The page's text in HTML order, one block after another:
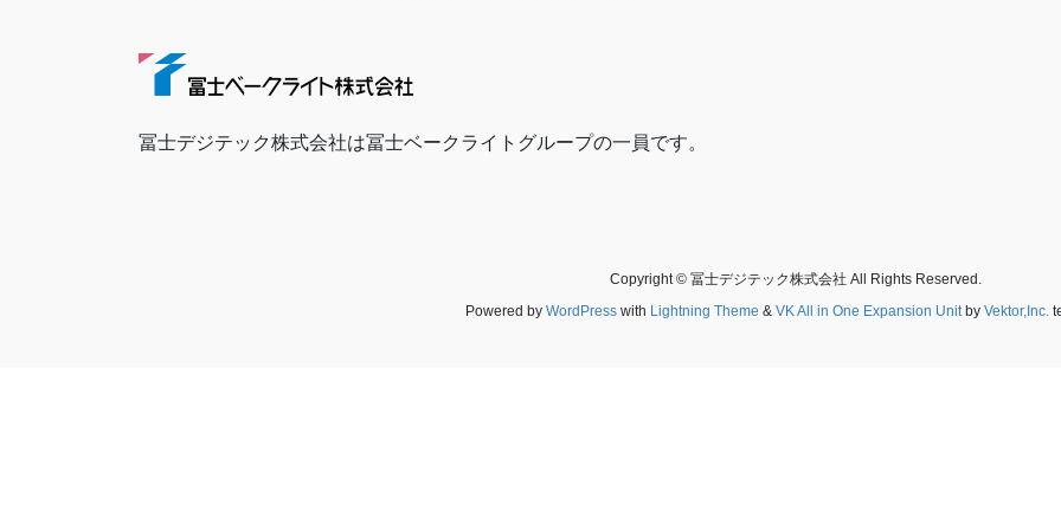
冨士デジテック株式会社は冨士ベークライトグループの一員です。
Copyright © 冨士デジテック株式会社 All Rights Reserved.
Powered by WordPress with Lightning Theme & VK All in One Expansion Unit by Vektor,Inc.